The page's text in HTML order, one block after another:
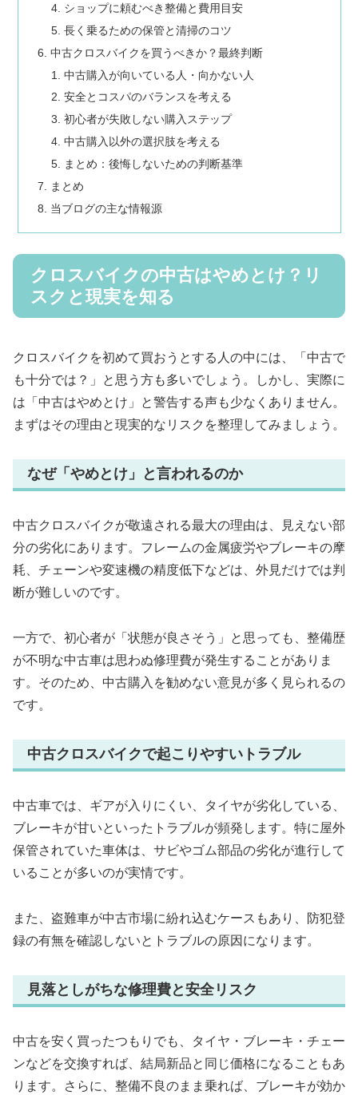
ショップに頼むべき整備と費用目安
長く乗るための保管と清掃のコツ
中古クロスバイクを買うべきか？最終判断
中古購入が向いている人・向かない人
安全とコスパのバランスを考える
初心者が失敗しない購入ステップ
中古購入以外の選択肢を考える
まとめ：後悔しないための判断基準
まとめ
当ブログの主な情報源
クロスバイクの中古はやめとけ？リ
スクと現実を知る
クロスバイクを初めて買おうとする人の中には、「中古で
も十分では？」と思う方も多いでしょう。しかし、実際に
は「中古はやめとけ」と警告する声も少なくありません。
まずはその理由と現実的なリスクを整理してみましょう。
なぜ「やめとけ」と言われるのか
中古クロスバイクが敬遠される最大の理由は、見えない部
分の劣化にあります。フレームの金属疲労やブレーキの摩
耗、チェーンや変速機の精度低下などは、外見だけでは判
断が難しいのです。
一方で、初心者が「状態が良さそう」と思っても、整備歴
が不明な中古車は思わぬ修理費が発生することがありま
す。そのため、中古購入を勧めない意見が多く見られるの
です。
中古クロスバイクで起こりやすいトラブル
中古車では、ギアが入りにくい、タイヤが劣化している、
ブレーキが甘いといったトラブルが頻発します。特に屋外
保管されていた車体は、サビやゴム部品の劣化が進行して
いることが多いのが実情です。
また、盗難車が中古市場に紛れ込むケースもあり、防犯登
録の有無を確認しないとトラブルの原因になります。
見落としがちな修理費と安全リスク
中古を安く買ったつもりでも、タイヤ・ブレーキ・チェー
ンなどを交換すれば、結局新品と同じ価格になることもあ
ります。さらに、整備不良のまま乗れば、ブレーキが効か